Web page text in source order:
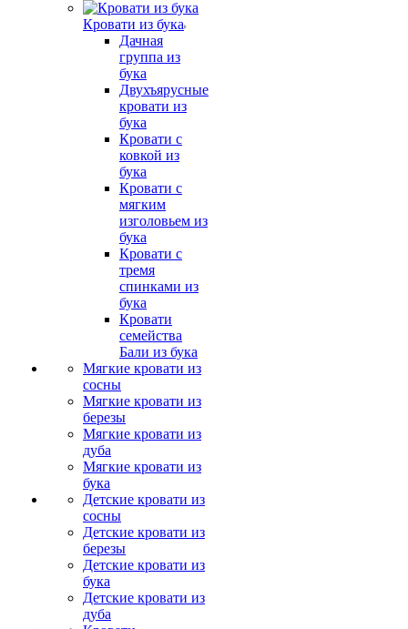
Кровати из бука
Дачная
группа из
бука
Двухъярусные
кровати из
бука
Кровати с
ковкой из
бука
Кровати с
мягким
изголовьем из
бука
Кровати с
тремя
спинками из
бука
Кровати
семейства
Бали из бука
Мягкие кровати из
сосны
Мягкие кровати из
березы
Мягкие кровати из
дуба
Мягкие кровати из
бука
Детские кровати из
сосны
Детские кровати из
березы
Детские кровати из
бука
Детские кровати из
дуба